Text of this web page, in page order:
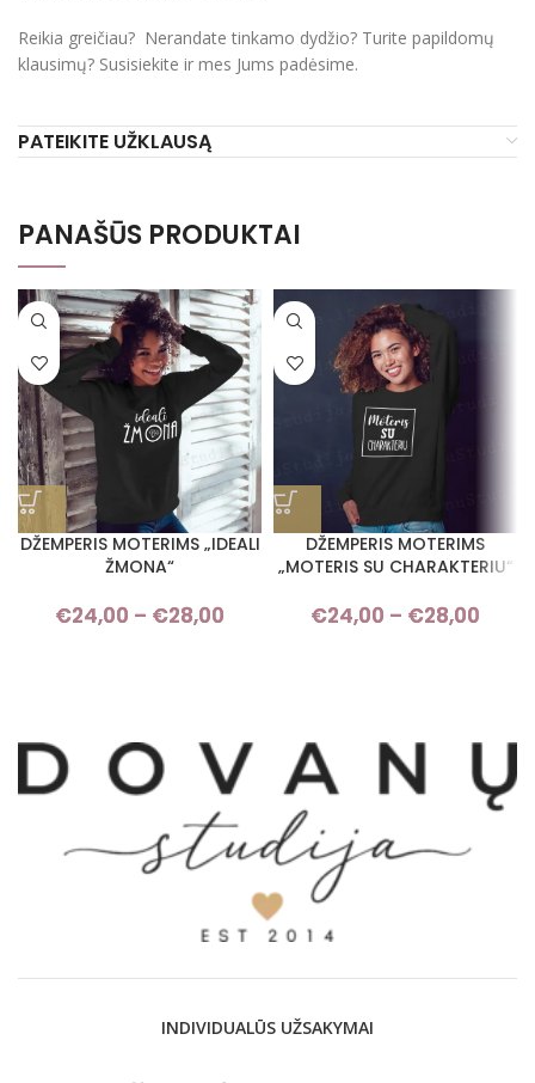
Reikia greičiau? Nerandate tinkamo dydžio? Turite papildomų
klausimų? Susisiekite ir mes Jums padėsime.
PATEIKITE UŽKLAUSĄ
PANAŠŪS PRODUKTAI
DŽEMPERIS MOTERIMS „IDEALI
ŽMONA“
€24,00 – €28,00
Price range: €24,00 through
DŽEMPERIS MOTERIMS
„MOTERIS SU CHARAKTERIU“
€24,00 – €28,00
INDIVIDUALŪS UŽSAKYMAI